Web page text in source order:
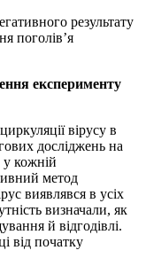
результату
поголів’я
експерименту
вірусу в
досліджень на
кожній
метод
виявлявся в усіх
визначали, як
й відгодівлі.
від початку